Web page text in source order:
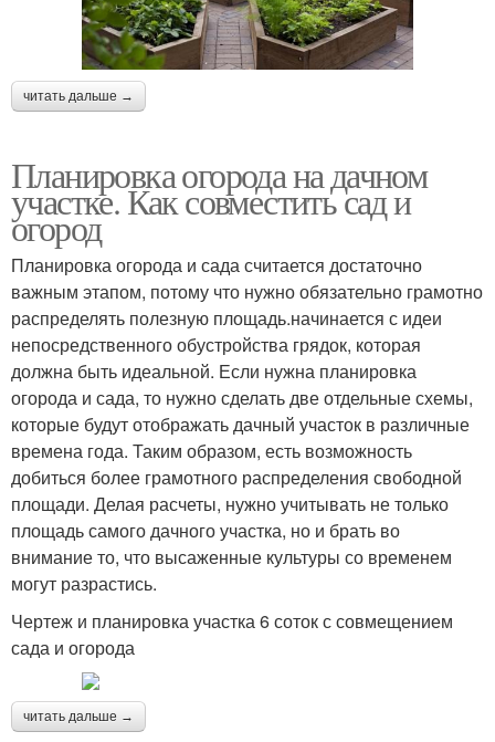
читать дальше →
Планировка огорода на дачном
участке. Как совместить сад и
огород
Планировка огорода и сада считается достаточно
важным этапом, потому что нужно обязательно грамотно
распределять полезную площадь.начинается с идеи
непосредственного обустройства грядок, которая
должна быть идеальной. Если нужна планировка
огорода и сада, то нужно сделать две отдельные схемы,
которые будут отображать дачный участок в различные
времена года. Таким образом, есть возможность
добиться более грамотного распределения свободной
площади. Делая расчеты, нужно учитывать не только
площадь самого дачного участка, но и брать во
внимание то, что высаженные культуры со временем
могут разрастись.
Чертеж и планировка участка 6 соток с совмещением
сада и огорода
читать дальше →